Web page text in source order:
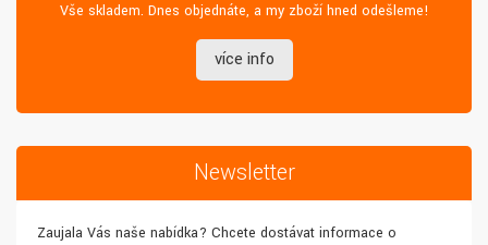
Vše skladem. Dnes objednáte, a my zboží hned odešleme!
více info
Newsletter
Zaujala Vás naše nabídka? Chcete dostávat informace o